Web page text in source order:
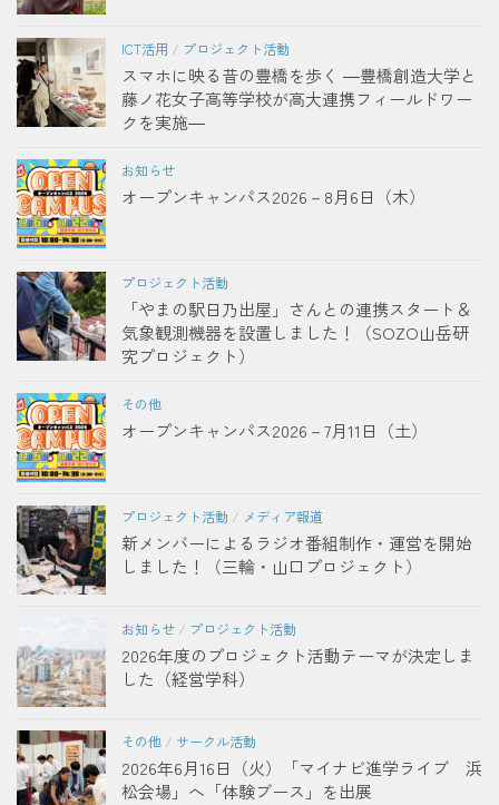
ICT活用 / プロジェクト活動
スマホに映る昔の豊橋を歩く ―豊橋創造大学と
藤ノ花女子高等学校が高大連携フィールドワー
クを実施―
お知らせ
オープンキャンパス2026－8月6日（木）
プロジェクト活動
「やまの駅日乃出屋」さんとの連携スタート＆
気象観測機器を設置しました！（SOZO山岳研
究プロジェクト）
その他
オープンキャンパス2026－7月11日（土）
プロジェクト活動 / メディア報道
新メンバーによるラジオ番組制作・運営を開始
しました！（三輪・山口プロジェクト）
お知らせ / プロジェクト活動
2026年度のプロジェクト活動テーマが決定しま
した（経営学科）
その他 / サークル活動
2026年6月16日（火）「マイナビ進学ライブ 浜
松会場」へ「体験ブース」を出展